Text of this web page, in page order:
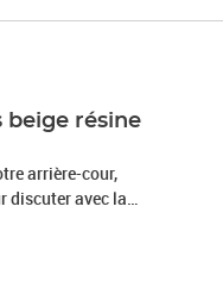
beige résine
arrière-cour,
discuter avec la
Matériau
au rotin